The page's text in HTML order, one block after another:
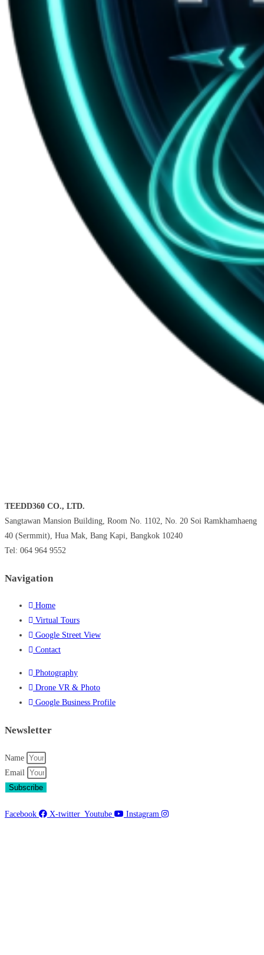
TEEDD360 CO., LTD.
Sangtawan Mansion Building, Room No. 1102, No. 20 Soi Ramkhamhaeng
40 (Sermmit), Hua Mak, Bang Kapi, Bangkok 10240
Tel: 064 964 9552
Navigation
Home
Virtual Tours
Google Street View
Contact
Photography
Drone VR & Photo
Google Business Profile
Newsletter
Name
Email
Subscribe
Facebook X-twitter Youtube Instagram